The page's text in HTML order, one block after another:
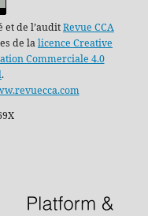
et de l’auditRevue CCA
de lalicence Creative
Commerciale 4.0
.